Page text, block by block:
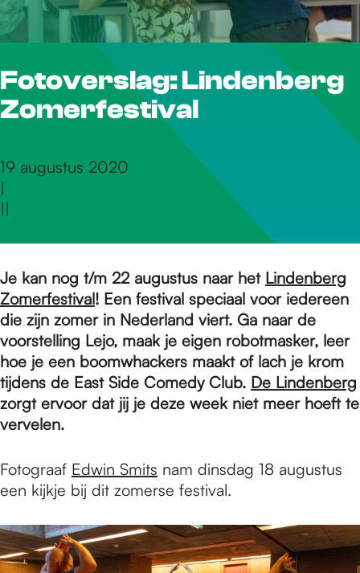
r
d
e
o
m
e
a
g
Fotoverslag: Lindenberg
Zomerfestival
19 augustus 2020
|
||
Je kan nog t/m 22 augustus naar het Lindenberg
Zomerfestival! Een festival speciaal voor iedereen
die zijn zomer in Nederland viert. Ga naar de
voorstelling Lejo, maak je eigen robotmasker, leer
hoe je een boomwhackers maakt of lach je krom
tijdens de East Side Comedy Club. De Lindenberg
zorgt ervoor dat jij je deze week niet meer hoeft te
vervelen.
Fotograaf Edwin Smits nam dinsdag 18 augustus
een kijkje bij dit zomerse festival.